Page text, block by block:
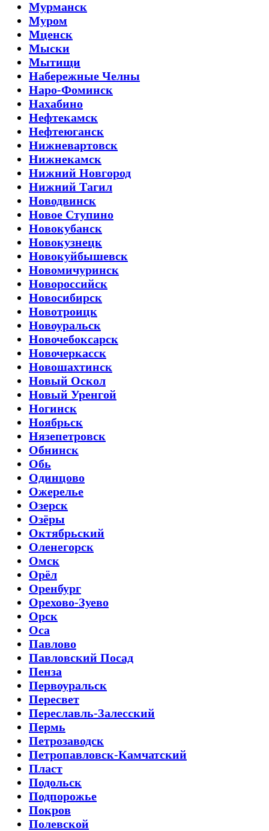
Мурманск
Муром
Мценск
Мыски
Мытищи
Набережные Челны
Наро-Фоминск
Нахабино
Нефтекамск
Нефтеюганск
Нижневартовск
Нижнекамск
Нижний Новгород
Нижний Тагил
Новодвинск
Новое Ступино
Новокубанск
Новокузнецк
Новокуйбышевск
Новомичуринск
Новороссийск
Новосибирск
Новотроицк
Новоуральск
Новочебоксарск
Новочеркасск
Новошахтинск
Новый Оскол
Новый Уренгой
Ногинск
Ноябрьск
Нязепетровск
Обнинск
Обь
Одинцово
Ожерелье
Озерск
Озёры
Октябрьский
Оленегорск
Омск
Орёл
Оренбург
Орехово-Зуево
Орск
Оса
Павлово
Павловский Посад
Пенза
Первоуральск
Пересвет
Переславль-Залесский
Пермь
Петрозаводск
Петропавловск-Камчатский
Пласт
Подольск
Подпорожье
Покров
Полевской